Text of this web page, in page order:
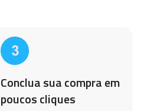
Conclua sua compra em
poucos cliques